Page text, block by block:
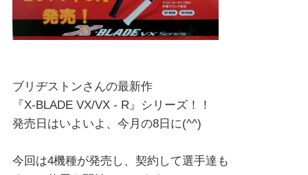
ブリヂストンさんの最新作
『X-BLADE VX/VX - R』シリーズ！！
発売日はいよいよ、今月の8日に(^^)
今回は4機種が発売し、契約して選手達も